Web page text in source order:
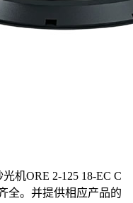
机ORE 2-125 18-EC C
全。并提供相应产品的